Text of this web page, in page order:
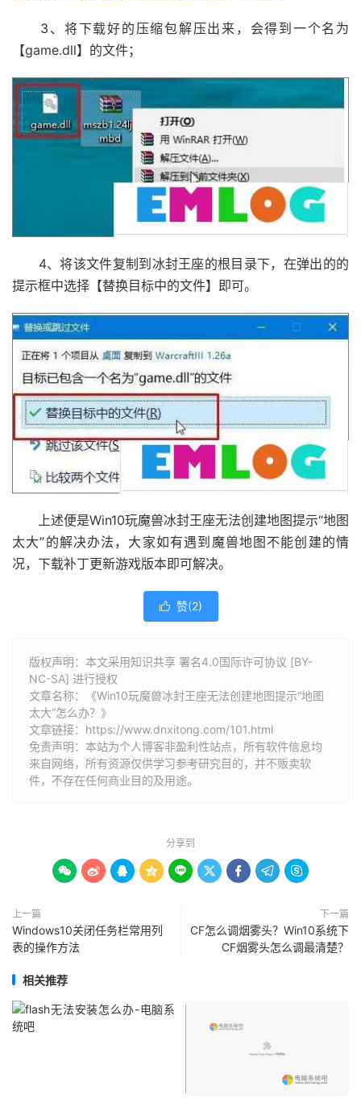
3、将下载好的压缩包解压出来，会得到一个名为
【game.dll】的文件；
4、将该文件复制到冰封王座的根目录下，在弹出的的
提示框中选择【替换目标中的文件】即可。
上述便是Win10玩魔兽冰封王座无法创建地图提示“地图
太大”的解决办法，大家如有遇到魔兽地图不能创建的情
况，下载补丁更新游戏版本即可解决。
 赞(2)
版权声明：本文采用知识共享 署名4.0国际许可协议 [BY-
NC-SA] 进行授权
文章名称：《Win10玩魔兽冰封王座无法创建地图提示“地图
太大”怎么办？》
文章链接： https://www.dnxitong.com/101.html
免责声明：本站为个人博客非盈利性站点，所有软件信息均
来自网络，所有资源仅供学习参考研究目的，并不贩卖软
件，不存在任何商业目的及用途。
分享到
        
上一篇
Windows10关闭任务栏常用列
表的操作方法
下一篇
CF怎么调烟雾头？Win10系统下
CF烟雾头怎么调最清楚？
相关推荐